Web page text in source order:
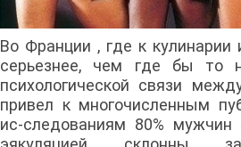
Во Франции , где к кулинарии
серьезнее, чем где бы то
психологической связи
привел к многочисленным
ис-следованиям 80%